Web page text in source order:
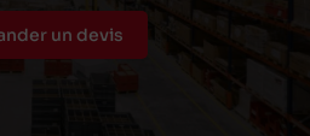
un devis